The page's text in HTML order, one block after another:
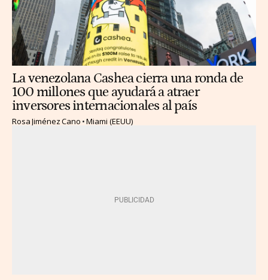
La venezolana Cashea cierra una ronda de
100 millones que ayudará a atraer
inversores internacionales al país
Rosa Jiménez Cano Miami (EEUU)